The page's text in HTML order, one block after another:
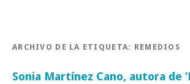
ARCHIVO DE LA ETIQUETA: REMEDIOS
Sonia Martínez Cano, autora de